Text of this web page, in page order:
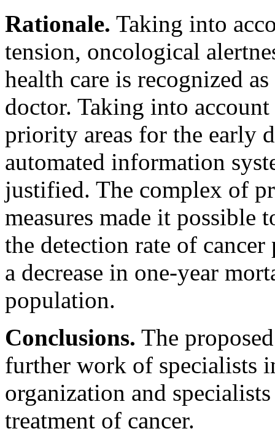
Rationale. Taking into
tension, oncological
health care is recognized
doctor. Taking into
priority areas for the early
automated information
justified. The complex of
measures made it possible
the detection rate of
a decrease in one-year
population.
Conclusions. The
further work of specialists
organization and
treatment of cancer.